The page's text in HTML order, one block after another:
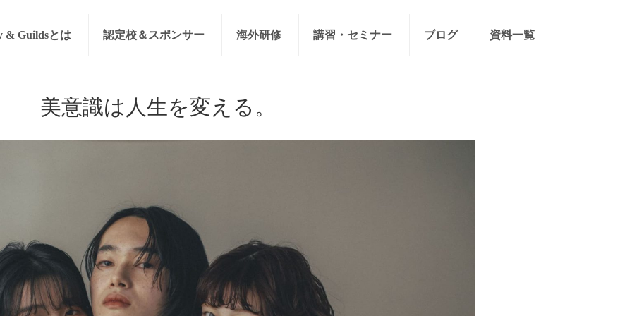
& Guildsとは 認定校＆スポンサー 海外研修 講習・セミナー ブログ 資料一覧
美意識は人生を変える。